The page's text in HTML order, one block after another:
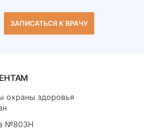
ЗАПИСАТЬСЯ К ВРАЧУ
охраны здоровья
№803Н